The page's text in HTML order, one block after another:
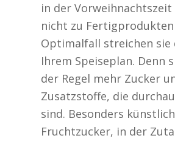
in der
nicht zu
Optimalfall streichen sie
Ihrem Speiseplan. Denn
der Regel mehr Zucker
Zusatzstoffe, die
sind. Besonders
Fruchtzucker, in der